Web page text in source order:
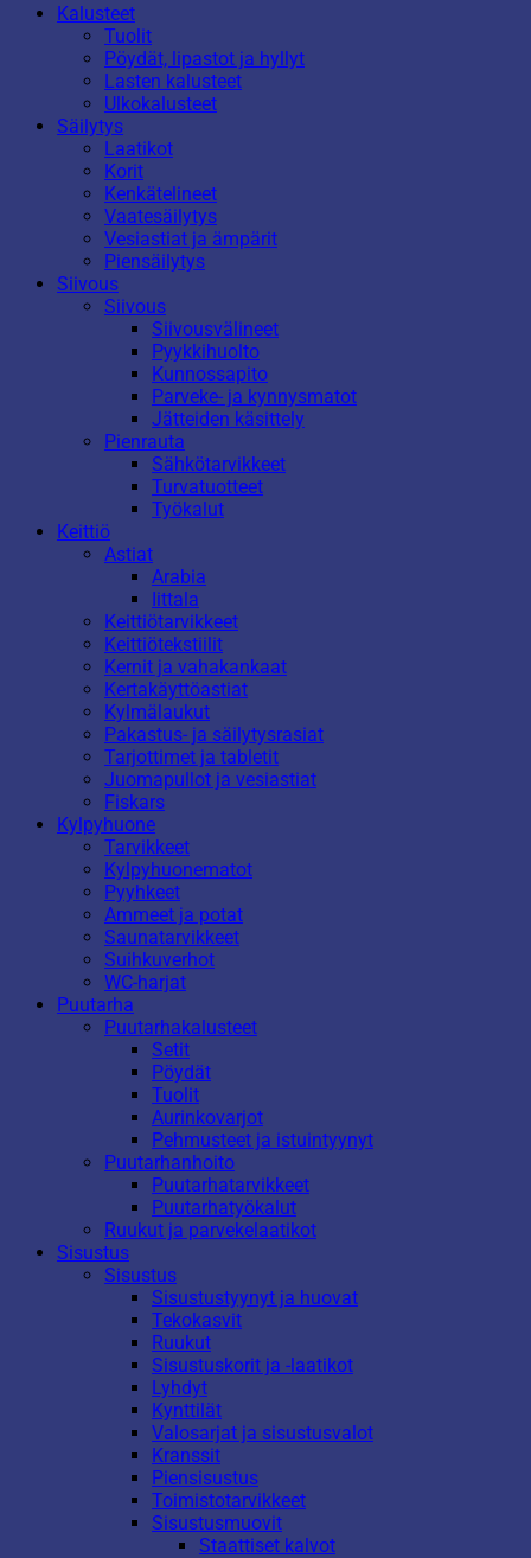
Kalusteet
Tuolit
Pöydät, lipastot ja hyllyt
Lasten kalusteet
Ulkokalusteet
Säilytys
Laatikot
Korit
Kenkätelineet
Vaatesäilytys
Vesiastiat ja ämpärit
Piensäilytys
Siivous
Siivous
Siivousvälineet
Pyykkihuolto
Kunnossapito
Parveke- ja kynnysmatot
Jätteiden käsittely
Pienrauta
Sähkötarvikkeet
Turvatuotteet
Työkalut
Keittiö
Astiat
Arabia
Iittala
Keittiötarvikkeet
Keittiötekstiilit
Kernit ja vahakankaat
Kertakäyttöastiat
Kylmälaukut
Pakastus- ja säilytysrasiat
Tarjottimet ja tabletit
Juomapullot ja vesiastiat
Fiskars
Kylpyhuone
Tarvikkeet
Kylpyhuonematot
Pyyhkeet
Ammeet ja potat
Saunatarvikkeet
Suihkuverhot
WC-harjat
Puutarha
Puutarhakalusteet
Setit
Pöydät
Tuolit
Aurinkovarjot
Pehmusteet ja istuintyynyt
Puutarhanhoito
Puutarhatarvikkeet
Puutarhatyökalut
Ruukut ja parvekelaatikot
Sisustus
Sisustus
Sisustustyynyt ja huovat
Tekokasvit
Ruukut
Sisustuskorit ja -laatikot
Lyhdyt
Kynttilät
Valosarjat ja sisustusvalot
Kranssit
Piensisustus
Toimistotarvikkeet
Sisustusmuovit
Staattiset kalvot